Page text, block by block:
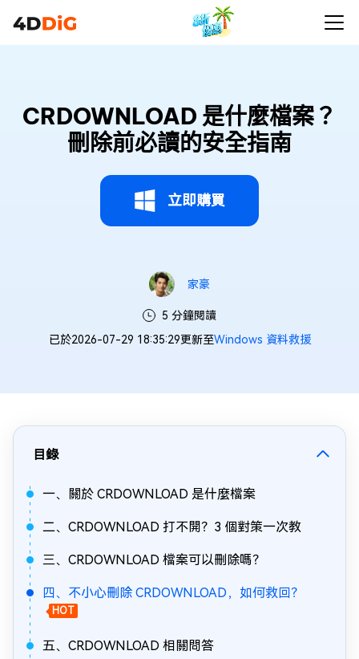
CRDOWNLOAD 是什麼檔案？
刪除前必讀的安全指南
立即購買
家豪
5 分鐘閱讀
已於2026-07-29 18:35:29更新至Windows 資料救援
目錄
一、關於 CRDOWNLOAD 是什麼檔案
二、CRDOWNLOAD 打不開？3 個對策一次教
三、CRDOWNLOAD 檔案可以刪除嗎？
四、不小心刪除 CRDOWNLOAD，如何救回？
HOT
五、CRDOWNLOAD 相關問答